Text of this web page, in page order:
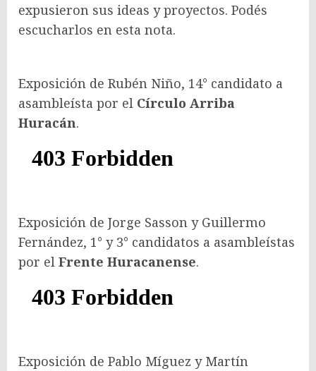
expusieron sus ideas y proyectos. Podés
escucharlos en esta nota.
Exposición de Rubén Niño, 14° candidato a
asambleísta por el Círculo Arriba
Huracán.
Exposición de Jorge Sasson y Guillermo
Fernández, 1° y 3° candidatos a asambleístas
por el Frente Huracanense.
Exposición de Pablo Míguez y Martín